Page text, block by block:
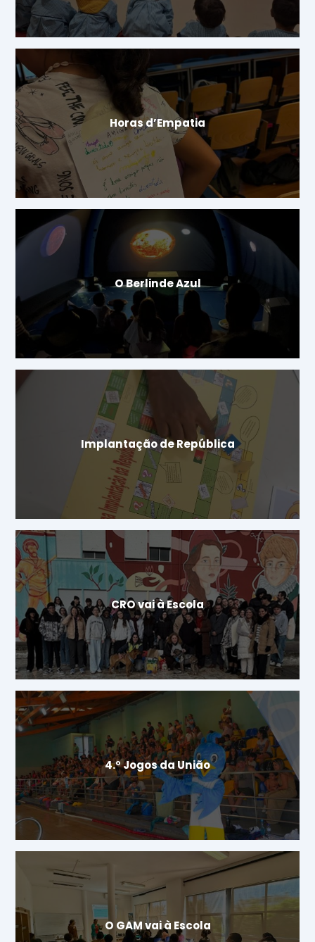
Horas d’Empatia
O Berlinde Azul
Implantação de República
CRO vai à Escola
4.º Jogos da União
O GAM vai à Escola